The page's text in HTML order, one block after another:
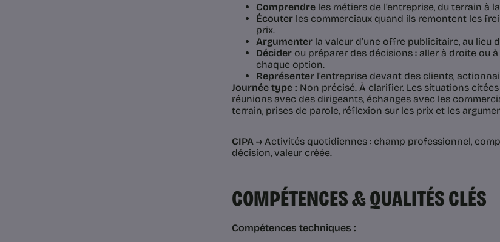
Comprendre les métiers de l’entreprise, du terrain à
Écouter les commerciaux quand ils remontent les
prix.
Argumenter la valeur d’une offre publicitaire, au lieu
Décider ou préparer des décisions : aller à droite ou
chaque option.
Représenter l’entreprise devant des clients,
Journée type : Non précisé. À clarifier. Les situations
réunions avec des dirigeants, échanges avec les
terrain, prises de parole, réflexion sur les prix et les
CIPA → Activités quotidiennes : champ professionnel,
décision, valeur créée.
COMPÉTENCES & QUALITÉS CLÉS
Compétences techniques :